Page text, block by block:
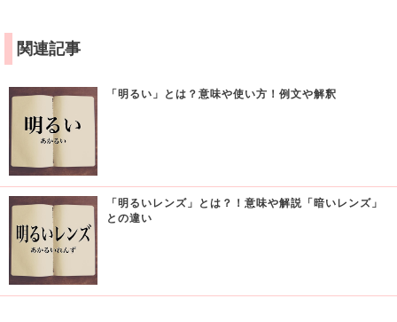
関連記事
「明るい」とは？意味や使い方！例文や解釈
「明るいレンズ」とは？！意味や解説「暗いレンズ」
との違い